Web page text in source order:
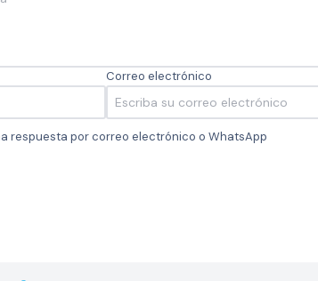
Correo electrónico
respuesta por correo electrónico o WhatsApp